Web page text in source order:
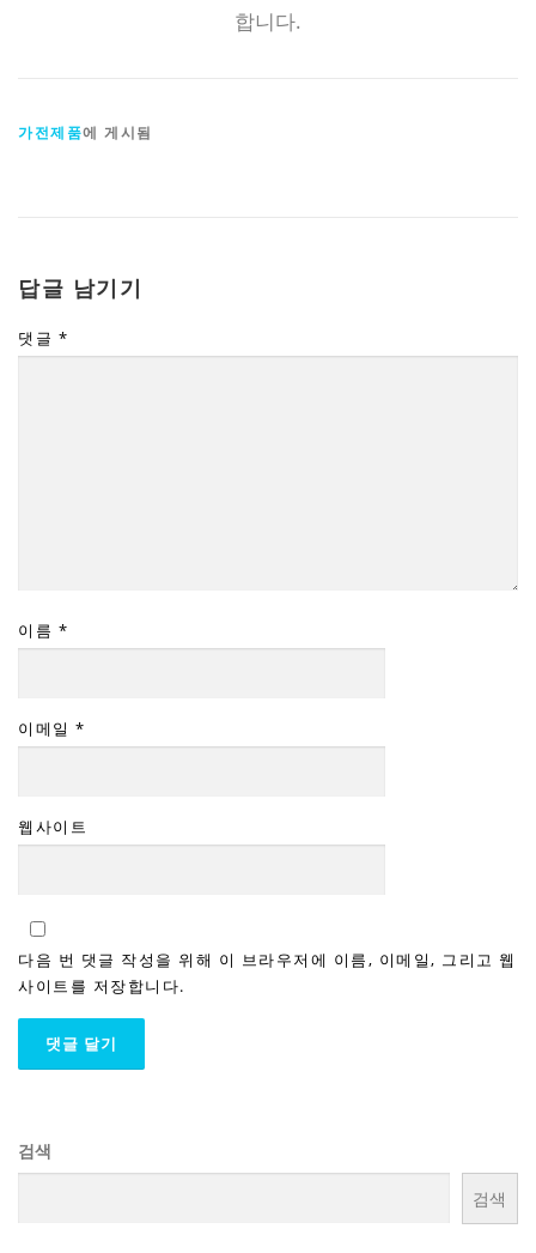
합니다.
가전제품에 게시됨
답글 남기기
댓글 *
이름 *
이메일 *
웹사이트
다음 번 댓글 작성을 위해 이 브라우저에 이름, 이메일, 그리고 웹
사이트를 저장합니다.
검색
검색